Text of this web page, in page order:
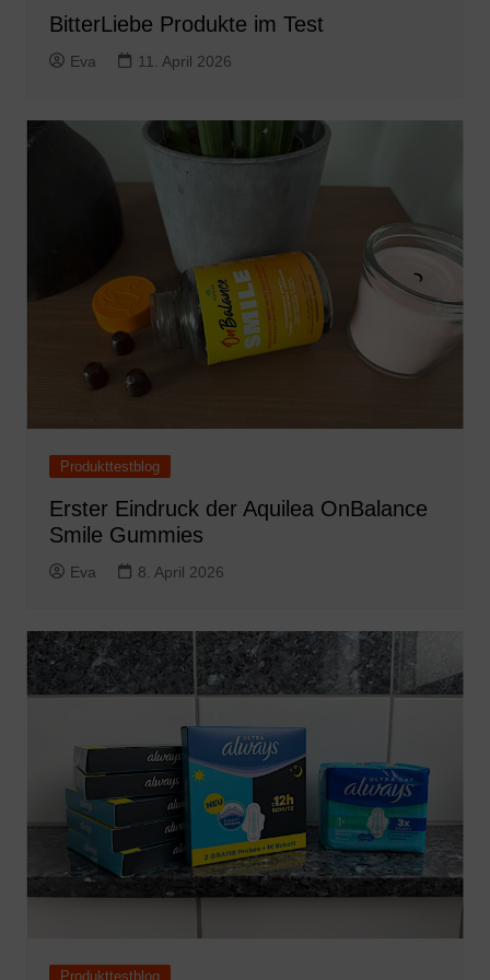
BitterLiebe Produkte im Test
Eva 11. April 2026
Produkttestblog
Erster Eindruck der Aquilea OnBalance
Smile Gummies
Eva 8. April 2026
Produkttestblog